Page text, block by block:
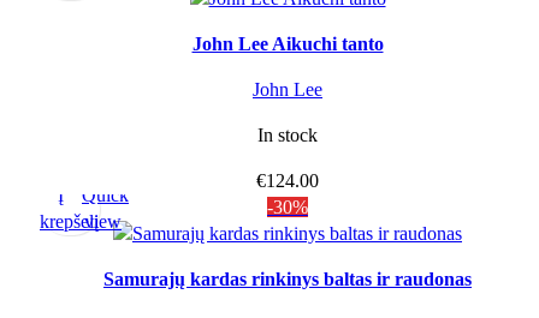
John Lee Aikuchi tanto
John Lee
In stock
€124.00
-30%
Į
krepšelį
Quick
view
Samurajų kardas rinkinys baltas ir raudonas